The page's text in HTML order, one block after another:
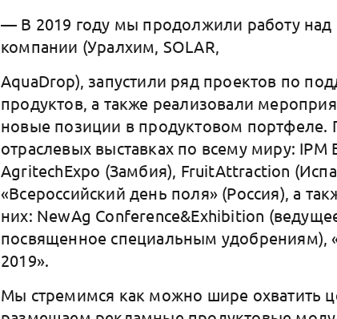
— В 2019 году мы продолжили работу
компании (Уралхим, SOLAR,
AquaDrop), запустили ряд проектов по
продуктов, а также реализовали
новые позиции в продуктовом портфеле.
отраслевых выставках по всему миру:
AgritechExpo (Замбия), FruitAttraction
«Всероссийский день поля» (Россия), а
них: NewAg Conference&Exhibition
посвященное специальным
2019».
Мы стремимся как можно шире охватить